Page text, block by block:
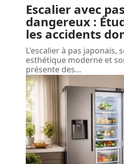
Escalier avec
dangereux :
les accidents
L'escalier à pas japonais,
esthétique moderne et
présente des…